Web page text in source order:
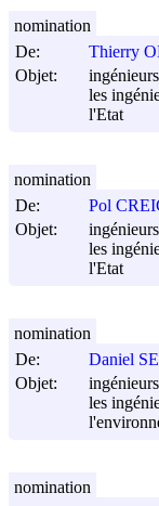
De:
Thierry
Objet:
les
l'Etat
nomination
De:
Pol
Objet:
les
l'Etat
nomination
De:
Daniel
Objet:
les
nomination
nomination